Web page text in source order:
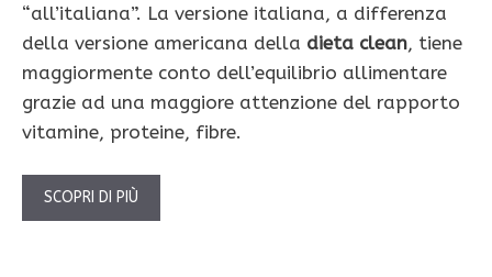
“all’italiana”. La versione italiana, a differenza
della versione americana della dieta clean, tiene
maggiormente conto dell’equilibrio allimentare
grazie ad una maggiore attenzione del rapporto
vitamine, proteine, fibre.
SCOPRI DI PIÙ